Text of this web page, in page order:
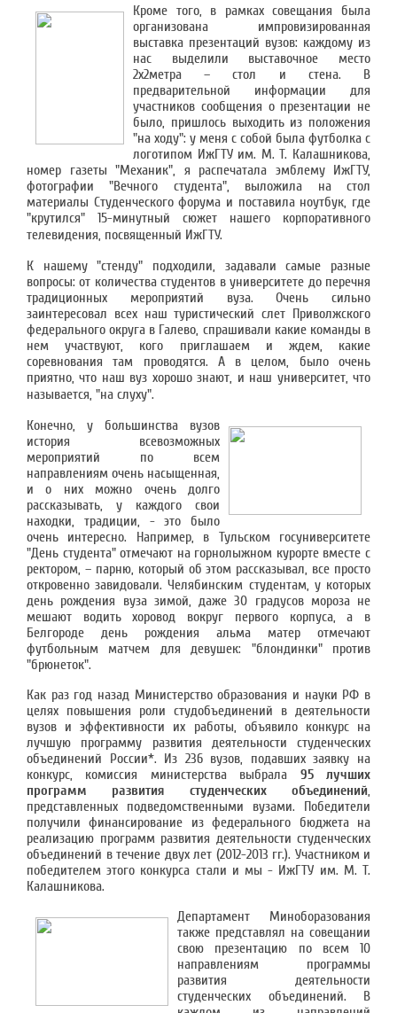
Кроме того, в рамках совещания была
организована импровизированная
выставка презентаций вузов: каждому из
нас выделили выставочное место
2х2метра – стол и стена. В
предварительной информации для
участников сообщения о презентации не
было, пришлось выходить из положения
"на ходу": у меня с собой была футболка с
логотипом ИжГТУ им. М. Т. Калашникова,
номер газеты "Механик", я распечатала эмблему ИжГТУ,
фотографии "Вечного студента", выложила на стол
материалы Студенческого форума и поставила ноутбук, где
"крутился" 15-минутный сюжет нашего корпоративного
телевидения, посвященный ИжГТУ.
К нашему "стенду" подходили, задавали самые разные
вопросы: от количества студентов в университете до перечня
традиционных мероприятий вуза. Очень сильно
заинтересовал всех наш туристический слет Приволжского
федерального округа в Галево, спрашивали какие команды в
нем участвуют, кого приглашаем и ждем, какие
соревнования там проводятся. А в целом, было очень
приятно, что наш вуз хорошо знают, и наш университет, что
называется, "на слуху".
Конечно, у большинства вузов
история всевозможных
мероприятий по всем
направлениям очень насыщенная,
и о них можно очень долго
рассказывать, у каждого свои
находки, традиции, - это было
очень интересно. Например, в Тульском госуниверситете
"День студента" отмечают на горнолыжном курорте вместе с
ректором, – парню, который об этом рассказывал, все просто
откровенно завидовали. Челябинским студентам, у которых
день рождения вуза зимой, даже 30 градусов мороза не
мешают водить хоровод вокруг первого корпуса, а в
Белгороде день рождения альма матер отмечают
футбольным матчем для девушек: "блондинки" против
"брюнеток".
Как раз год назад Министерство образования и науки РФ в
целях повышения роли студобъединений в деятельности
вузов и эффективности их работы, объявило конкурс на
лучшую программу развития деятельности студенческих
объединений России*. Из 236 вузов, подавших заявку на
конкурс, комиссия министерства выбрала 95 лучших
программ развития студенческих объединений,
представленных подведомственными вузами. Победители
получили финансирование из федерального бюджета на
реализацию программ развития деятельности студенческих
объединений в течение двух лет (2012-2013 гг.). Участником и
победителем этого конкурса стали и мы - ИжГТУ им. М. Т.
Калашникова.
Департамент Миноборазования
также представлял на совещании
свою презентацию по всем 10
направлениям программы
развития деятельности
студенческих объединений. В